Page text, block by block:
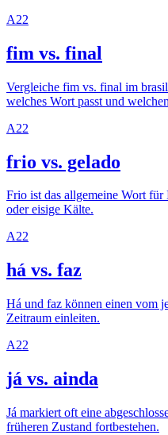
A22
fim vs. final
Vergleiche fim vs. final im
welches Wort passt und
A22
frio vs. gelado
Frio ist das allgemeine Wort für
oder eisige Kälte.
A22
há vs. faz
Há und faz können einen vom
Zeitraum einleiten.
A22
já vs. ainda
Já markiert oft eine
früheren Zustand fortbestehen.